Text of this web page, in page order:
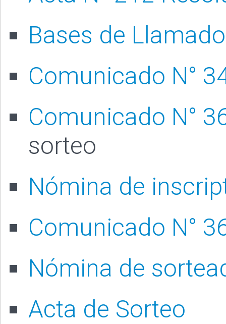
Bases de Llamado
Comunicado N°
Comunicado N°
sorteo
Nómina de
Comunicado N°
Nómina de
Acta de Sorteo